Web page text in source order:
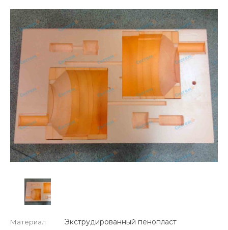
Материал
Экструдированный пенопласт